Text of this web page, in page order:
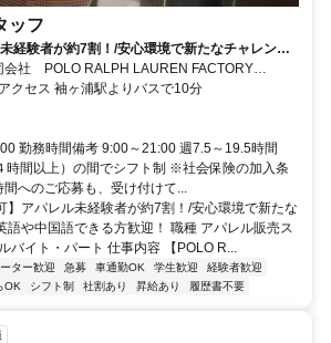
ッフ
経験者が約7割！/安心環境で新たなチャレンジ
る方歓迎！
会社 POLO RALPH LAUREN FACTORY
最寄り駅 袖ヶ浦駅 アクセス 袖ヶ浦駅よりバスで10分
勤務時間備考 9:00～21:00 週7.5～19.5時間
時間以上）の間でシフト制 ※社会保険の加入条
へのご応募も、受け付けて...
】アパレル未経験者が約7割！/安心環境で新たな
や中国語できる方歓迎！ 職種 アパレル販売ス
バイト・パート 仕事内容 【POLO R...
ター歓迎 急募 車通勤OK 学生歓迎
経験者歓迎
OK シフト制 社割あり 昇給あり 履歴書不要